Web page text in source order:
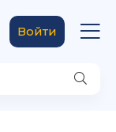
Войти